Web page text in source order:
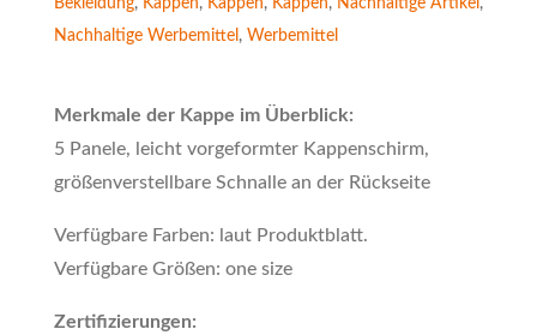
Bekleidung, Kappen, Kappen, Kappen, Nachhaltige Artikel ,
Nachhaltige Werbemittel , Werbemittel
Merkmale der Kappe im Überblick:
5 Panele, leicht vorgeformter Kappenschirm,
größenverstellbare Schnalle an der Rückseite
Verfügbare Farben: laut Produktblatt.
Verfügbare Größen: one size
Zertifizierungen: